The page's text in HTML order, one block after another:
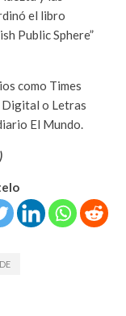
el libro
Public Sphere”
como Times
Digital o Letras
El Mundo.